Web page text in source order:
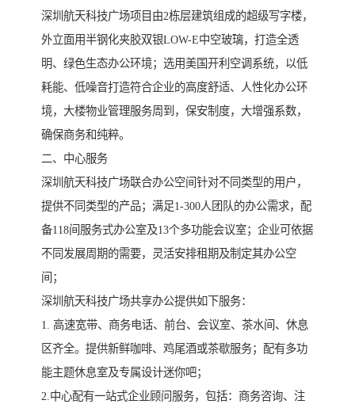
深圳航天科技广场项目由2栋层建筑组成的超级写字楼，
外立面用半钢化夹胶双银LOW-E中空玻璃，打造全透
明、绿色生态办公环境；选用美国开利空调系统，以低
耗能、低噪音打造符合企业的高度舒适、人性化办公环
境，大楼物业管理服务周到，保安制度，大增强系数，
确保商务和纯粹。
二、中心服务
深圳航天科技广场联合办公空间针对不同类型的用户，
提供不同类型的产品；满足1-300人团队的办公需求，配
备118间服务式办公室及13个多功能会议室；企业可依据
不同发展周期的需要，灵活安排租期及制定其办公空
间；
深圳航天科技广场共享办公提供如下服务：
1. 高速宽带、商务电话、前台、会议室、茶水间、休息
区齐全。提供新鲜咖啡、鸡尾酒或茶歇服务；配有多功
能主题休息室及专属设计迷你吧；
2.中心配有一站式企业顾问服务，包括：商务咨询、注